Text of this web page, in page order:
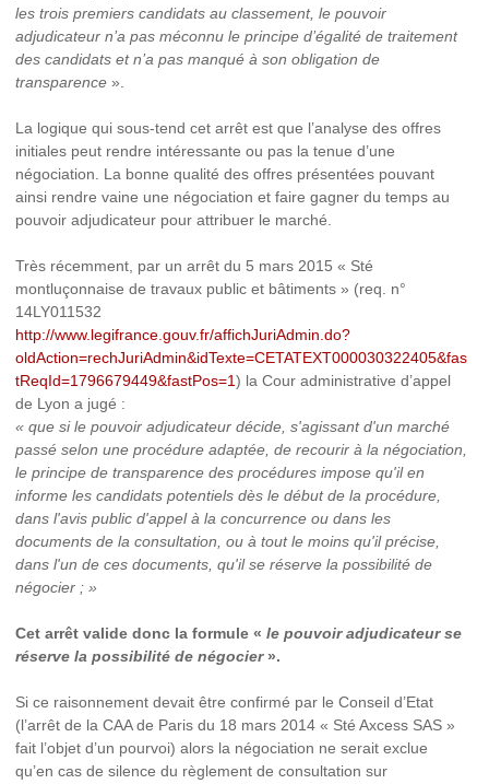
les trois premiers candidats au classement, le pouvoir
adjudicateur n’a pas méconnu le principe d’égalité de traitement
des candidats et n’a pas manqué à son obligation de
transparence».
La logique qui sous-tend cet arrêt est que l’analyse des offres
initiales peut rendre intéressante ou pas la tenue d’une
négociation. La bonne qualité des offres présentées pouvant
ainsi rendre vaine une négociation et faire gagner du temps au
pouvoir adjudicateur pour attribuer le marché.
Très récemment, par un arrêt du 5 mars 2015 « Sté
montluçonnaise de travaux public et bâtiments » (req. n°
14LY011532
http://www.legifrance.gouv.fr/affichJuriAdmin.do?
oldAction=rechJuriAdmin&idTexte=CETATEXT000030322405&fas
tReqId=1796679449&fastPos=1) la Cour administrative d’appel
de Lyon a jugé :
« que si le pouvoir adjudicateur décide, s'agissant d'un marché
passé selon une procédure adaptée, de recourir à la négociation,
le principe de transparence des procédures impose qu'il en
informe les candidats potentiels dès le début de la procédure,
dans l'avis public d'appel à la concurrence ou dans les
documents de la consultation, ou à tout le moins qu'il précise,
dans l'un de ces documents, qu'il se réserve la possibilité de
négocier ; »
Cet arrêt valide donc la formule « le pouvoir adjudicateur se
réserve la possibilité de négocier».
Si ce raisonnement devait être confirmé par le Conseil d’Etat
(l’arrêt de la CAA de Paris du 18 mars 2014 « Sté Axcess SAS »
fait l’objet d’un pourvoi) alors la négociation ne serait exclue
qu’en cas de silence du règlement de consultation sur